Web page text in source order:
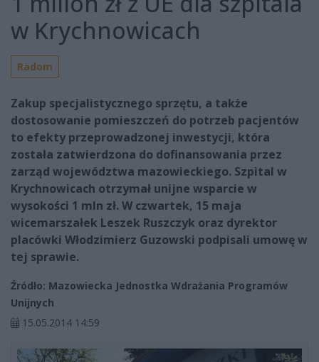
w Krychnowicach
Radom
Zakup specjalistycznego sprzętu, a także
dostosowanie pomieszczeń do potrzeb pacjentów
to efekty przeprowadzonej inwestycji, która
została zatwierdzona do dofinansowania przez
zarząd województwa mazowieckiego. Szpital w
Krychnowicach otrzymał unijne wsparcie w
wysokości 1 mln zł. W czwartek, 15 maja
wicemarszałek Leszek Ruszczyk oraz dyrektor
placówki Włodzimierz Guzowski podpisali umowę w
tej sprawie.
Źródło: Mazowiecka Jednostka Wdrażania Programów
Unijnych
15.05.2014 14:59